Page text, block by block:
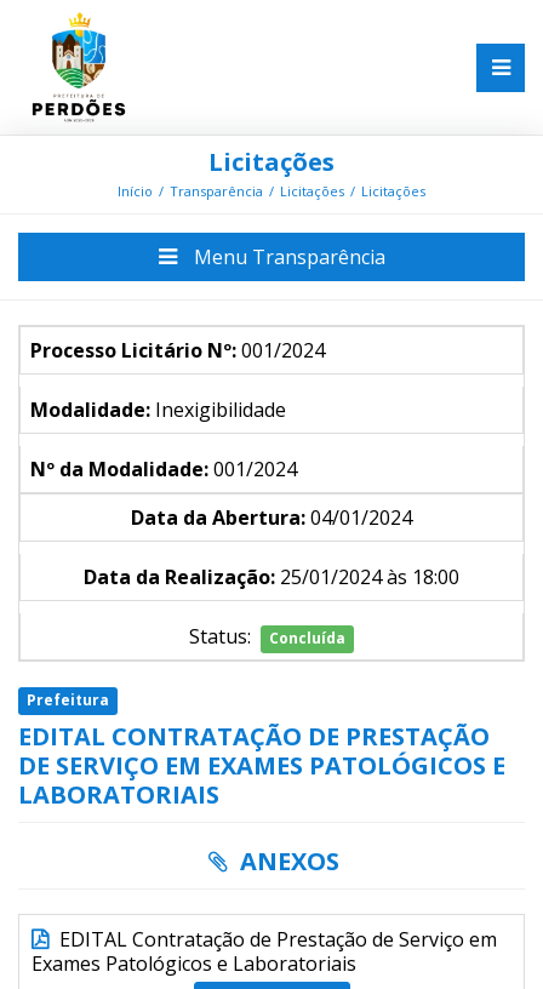
Licitações
Início Transparência Licitações Licitações
Menu Transparência
Processo Licitário Nº:001/2024
Modalidade: Inexigibilidade
Nº da Modalidade:001/2024
Data da Abertura:04/01/2024
Data da Realização: 25/01/2024 às 18:00
Status: Concluída
Prefeitura
EDITAL CONTRATAÇÃO DE PRESTAÇÃO
DE SERVIÇO EM EXAMES PATOLÓGICOS E
LABORATORIAIS
ANEXOS
EDITAL Contratação de Prestação de Serviço em
Exames Patológicos e Laboratoriais